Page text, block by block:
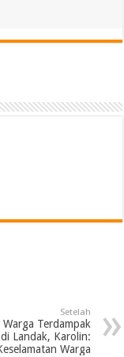
Setelah
Warga Terdampak
Landak, Karolin:
Warga